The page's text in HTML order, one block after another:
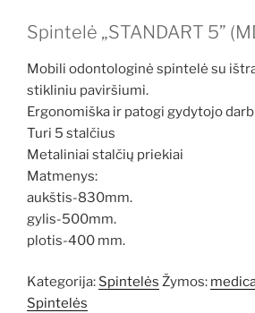
Spintelė „STANDART 5”
Mobili odontologinė spintelė su
stikliniu paviršiumi.
Ergonomiška ir patogi gydytojo
Turi 5 stalčius
Metaliniai stalčių priekiai
Matmenys:
aukštis-830mm.
gylis-500mm.
plotis-400 mm.
Kategorija: Spintelės Žymos:
Spintelės